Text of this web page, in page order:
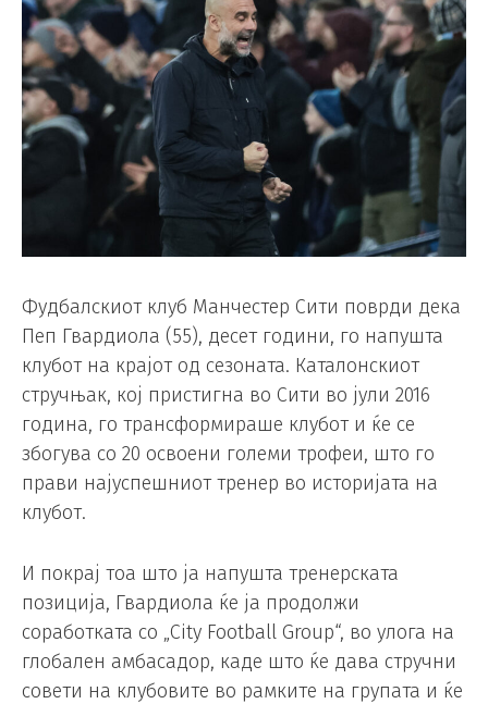
Фудбалскиот клуб Манчестер Сити поврди дека
Пеп Гвардиола (55), десет години, го напушта
клубот на крајот од сезоната. Каталонскиот
стручњак, кој пристигна во Сити во јули 2016
година, го трансформираше клубот и ќе се
збогува со 20 освоени големи трофеи, што го
прави најуспешниот тренер во историјата на
клубот.
И покрај тоа што ја напушта тренерската
позиција, Гвардиола ќе ја продолжи
соработката со „City Football Group“, во улога на
глобален амбасадор, каде што ќе дава стручни
совети на клубовите во рамките на групата и ќе